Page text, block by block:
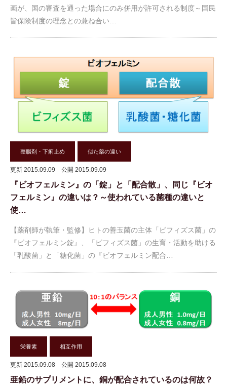
画が、国の審査を通った場合にのみ併用が許可される制度～国民
皆保険制度の理念との兼ね合い…
整腸剤・下痢止め 似た薬の違い
更新 2015.09.09 公開 2015.09.09
『ビオフェルミン』の「錠」と「配合散」、同じ『ビオ
フェルミン』の違いは？～使われている菌種の違いと
使…
【薬剤師が執筆・監修】ヒトの善玉菌の主体「ビフィズス菌」の
『ビオフェルミン錠』、「ビフィズス菌」の生育・活動を助ける
「乳酸菌」と「糖化菌」の『ビオフェルミン配合…
栄養素 相互作用
更新 2015.09.08 公開 2015.09.08
亜鉛のサプリメントに、銅が配合されているのは何故？